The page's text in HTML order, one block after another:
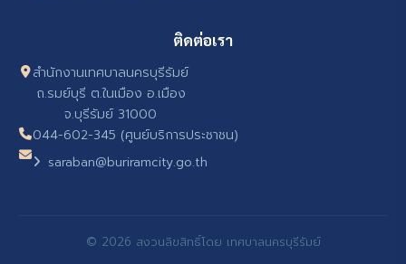
ติดต่อเรา
สำนักงานเทศบาลนครบุรีรัมย์
ถ.รมย์บุรี ต.ในเมือง อ.เมือง
จ.บุรีรัมย์ 31000
044-602-345 (ศูนย์บริการประชาชน)
saraban@buriramcity.go.th
© 2026 สงวนลิขสิทธิ์โดย เทศบาลนครบุรีรัมย์